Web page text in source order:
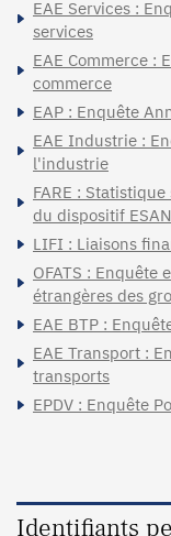
EAE Services :
services
EAE Commerce :
commerce
EAP : Enquête
EAE Industrie :
l'industrie
FARE :
du dispositif
LIFI : Liaisons
OFATS :
étrangères des
EAE BTP :
EAE Transport :
transports
EPDV : Enquête
Identifiants